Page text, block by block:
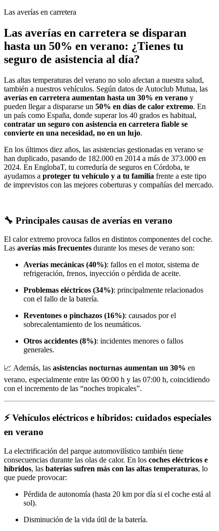
Las averías en carretera
Las averías en carretera se disparan
hasta un 50% en verano: ¿Tienes tu
seguro de asistencia al día?
Las altas temperaturas del verano no solo afectan a nuestra salud,
también a nuestros vehículos. Según datos de Autoclub Mutua, las
averías en carretera aumentan hasta un 30% en verano y
pueden llegar a dispararse un 50% en días de calor extremo. En
un país como España, donde superar los 40 grados es habitual,
contratar un seguro con asistencia en carretera fiable se
convierte en una necesidad, no en un lujo.
En los últimos diez años, las asistencias gestionadas en verano se
han duplicado, pasando de 182.000 en 2014 a más de 373.000 en
2024. En EnglobaT, tu correduría de seguros en Córdoba, te
ayudamos a proteger tu vehículo y a tu familia frente a este tipo
de imprevistos con las mejores coberturas y compañías del mercado.
🔧 Principales causas de averías en verano
El calor extremo provoca fallos en distintos componentes del coche.
Las averías más frecuentes durante los meses de verano son:
Averías mecánicas (40%): fallos en el motor, sistema de
refrigeración, frenos, inyección o pérdida de aceite.
Problemas eléctricos (34%): principalmente relacionados
con el fallo de la batería.
Reventones o pinchazos (16%): causados por el
sobrecalentamiento de los neumáticos.
Otros accidentes (8%): incidentes menores o fallos
generales.
📈 Además, las asistencias nocturnas aumentan un 30% en
verano, especialmente entre las 00:00 h y las 07:00 h, coincidiendo
con el incremento de las “noches tropicales”.
⚡ Vehículos eléctricos e híbridos: cuidados especiales
en verano
La electrificación del parque automovilístico también tiene
consecuencias durante las olas de calor. En los coches eléctricos e
híbridos, las baterías sufren más con las altas temperaturas, lo
que puede provocar:
Pérdida de autonomía (hasta 20 km por día si el coche está al
sol).
Disminución de la vida útil de la batería.